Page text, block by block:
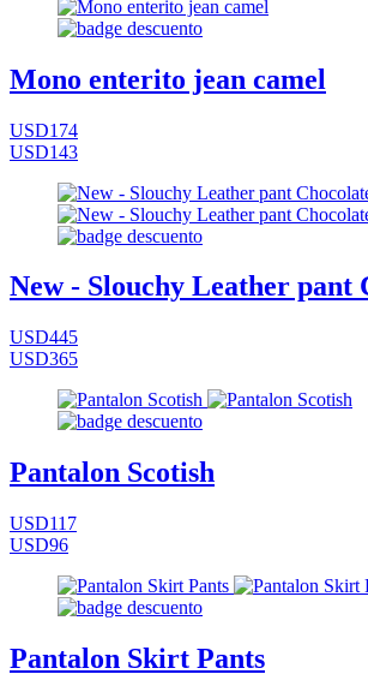
Mono enterito jean camel
USD174
USD143
New - Slouchy Leather pant
USD445
USD365
Pantalon Scotish
USD117
USD96
Pantalon Skirt Pants